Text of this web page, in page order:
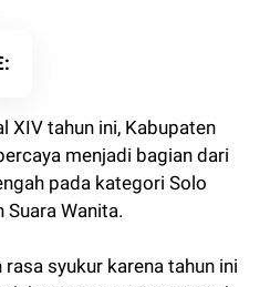
XIV tahun ini, Kabupaten
menjadi bagian dari
pada kategori Solo
Suara Wanita.
syukur karena tahun ini